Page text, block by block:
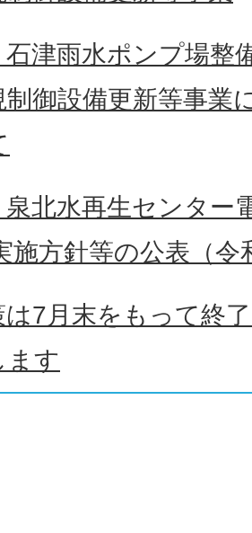
石津雨水ポンプ場
制御設備更新等事業
泉北水再生センター
施方針等の公表（令
は7月末をもって終
ます